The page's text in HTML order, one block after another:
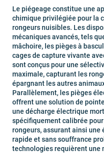
Le piégeage constitue une
chimique privilégiée pour la
rongeurs nuisibles. Les
mécaniques avancés, tels
mâchoire, les pièges à
cages de capture vivante
sont conçus pour une
maximale, capturant les
épargnant les autres
Parallèlement, les pièges
offrent une solution de
une décharge électrique
spécifiquement calibrée
rongeurs, assurant ainsi une
rapide et sans souffrance
technologies requièrent une